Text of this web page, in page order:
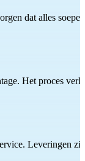
dat alles
Het proces
Leveringen